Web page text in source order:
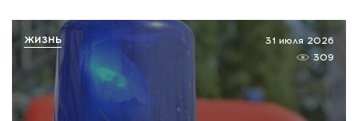
31 июля 2026
309
ЖИЗНЬ